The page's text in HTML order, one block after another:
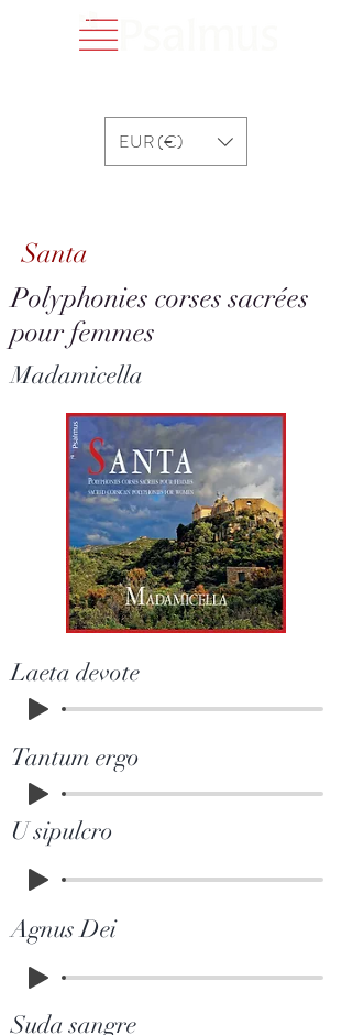
EUR (€)
Santa
Polyphonies corses sacrées
pour femmes
Madamicella
Laeta devote
Tantum ergo
U sipulcro
Agnus Dei
Suda sangre